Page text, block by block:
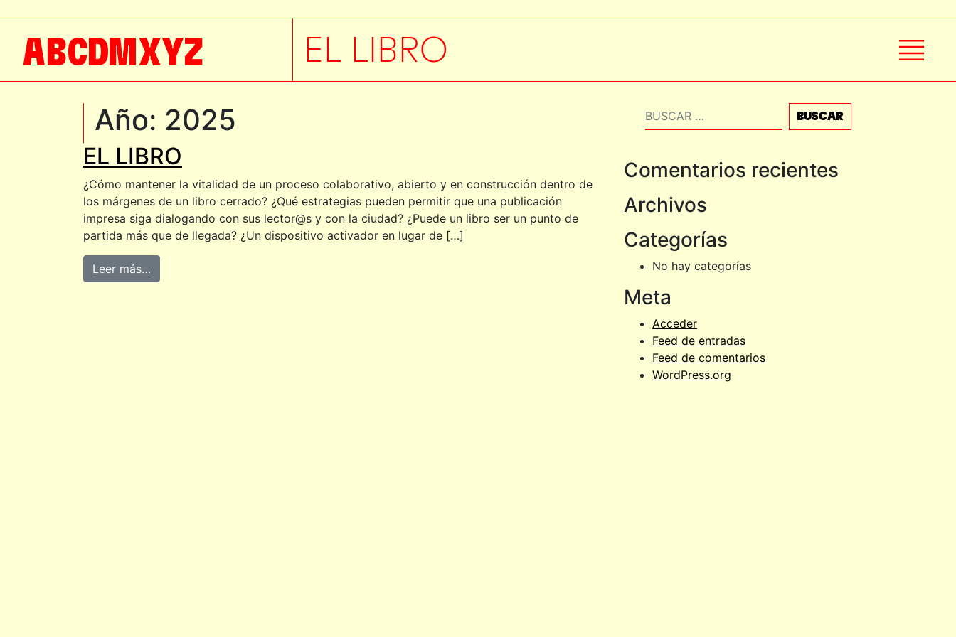
ABCDMXYZ EL LIBRO
Año: 2025
EL LIBRO
¿Cómo mantener la vitalidad de un proceso colaborativo, abierto y en construcción dentro de
los márgenes de un libro cerrado? ¿Qué estrategias pueden permitir que una publicación
impresa siga dialogando con sus lector@s y con la ciudad? ¿Puede un libro ser un punto de
partida más que de llegada? ¿Un dispositivo activador en lugar de […]
Leer más…
Buscar
Comentarios recientes
Archivos
Categorías
No hay categorías
Meta
Acceder
Feed de entradas
Feed de comentarios
WordPress.org